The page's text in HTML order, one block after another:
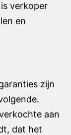
verkoper
en
zijn
aan
dat het